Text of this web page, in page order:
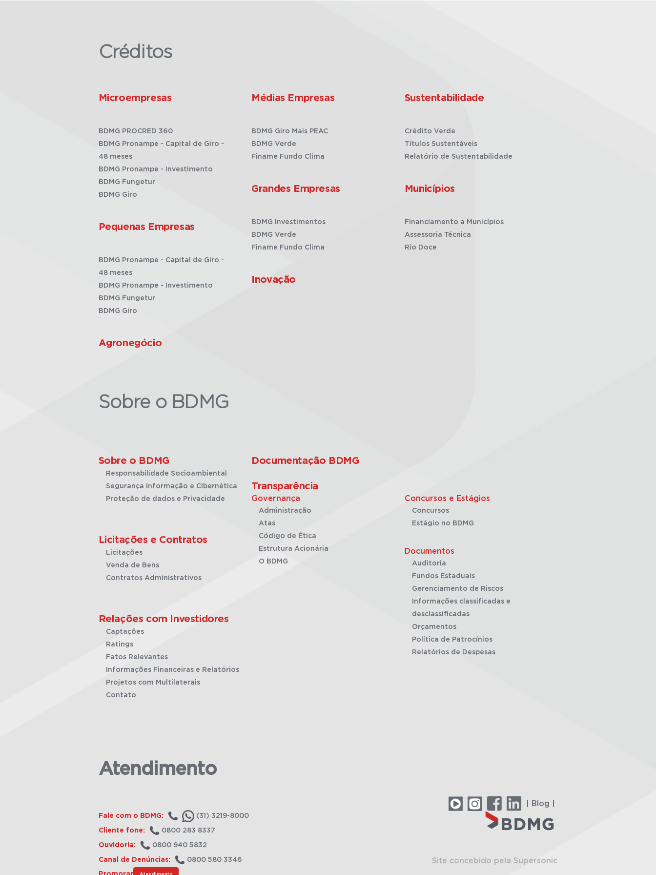
Créditos
Microempresas
BDMG PROCRED 360
BDMG Pronampe - Capital de Giro -
48 meses
BDMG Pronampe - Investimento
BDMG Fungetur
BDMG Giro
Pequenas Empresas
BDMG Pronampe - Capital de Giro -
48 meses
BDMG Pronampe - Investimento
BDMG Fungetur
BDMG Giro
Agronegócio
Médias Empresas
BDMG Giro Mais PEAC
BDMG Verde
Finame Fundo Clima
Grandes Empresas
BDMG Investimentos
BDMG Verde
Finame Fundo Clima
Inovação
Sustentabilidade
Crédito Verde
Títulos Sustentáveis
Relatório de Sustentabilidade
Municípios
Financiamento a Municípios
Assessoria Técnica
Rio Doce
Sobre o BDMG
Sobre o BDMG
Responsabilidade Socioambiental
Segurança Informação e Cibernética
Proteção de dados e Privacidade
Licitações e Contratos
Licitações
Venda de Bens
Contratos Administrativos
Relações com Investidores
Captações
Ratings
Fatos Relevantes
Informações Financeiras e Relatórios
Projetos com Multilaterais
Contato
Documentação BDMG
Transparência
Governança
Administração
Atas
Código de Ética
Estrutura Acionária
O BDMG
Concursos e Estágios
Concursos
Estágio no BDMG
Documentos
Auditoria
Fundos Estaduais
Gerenciamento de Riscos
Informações classificadas e
desclassificadas
Orçamentos
Política de Patrocínios
Relatórios de Despesas
Atendimento
Fale com o BDMG: (31) 3219-8000
Cliente fone: 0800 283 8337
Ouvidoria: 0800 940 5832
Canal de Denúncias: 0800 580 3346
Atendimento
| Blog |
Site concebido pela Supersonic